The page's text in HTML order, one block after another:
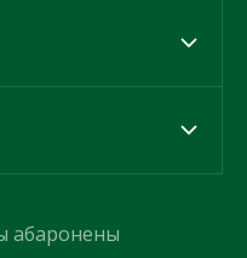
абаронены